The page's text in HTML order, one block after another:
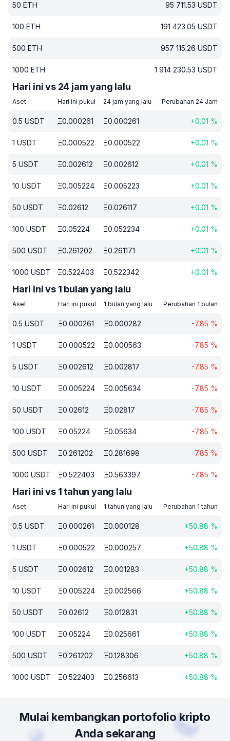
50 ETH 95 711.53 USDT
100 ETH 191 423.05 USDT
500 ETH 957 115.26 USDT
1000 ETH 1 914 230.53 USDT
Hari ini vs 24 jam yang lalu
Aset Hari ini pukul 24 jam yang lalu Perubahan 24 Jam
0.5 USDT Ξ0.000261 Ξ0.000261 +0.01 %
1 USDT Ξ0.000522 Ξ0.000522 +0.01 %
5 USDT Ξ0.002612 Ξ0.002612 +0.01 %
10 USDT Ξ0.005224 Ξ0.005223 +0.01 %
50 USDT Ξ0.02612 Ξ0.026117 +0.01 %
100 USDT Ξ0.05224 Ξ0.052234 +0.01 %
500 USDT Ξ0.261202 Ξ0.261171 +0.01 %
1000 USDT Ξ0.522403 Ξ0.522342 +0.01 %
Hari ini vs 1 bulan yang lalu
Aset Hari ini pukul 1 bulan yang lalu Perubahan 1 bulan
0.5 USDT Ξ0.000261 Ξ0.000282 -7.85 %
1 USDT Ξ0.000522 Ξ0.000563 -7.85 %
5 USDT Ξ0.002612 Ξ0.002817 -7.85 %
10 USDT Ξ0.005224 Ξ0.005634 -7.85 %
50 USDT Ξ0.02612 Ξ0.02817 -7.85 %
100 USDT Ξ0.05224 Ξ0.05634 -7.85 %
500 USDT Ξ0.261202 Ξ0.281698 -7.85 %
1000 USDT Ξ0.522403 Ξ0.563397 -7.85 %
Hari ini vs 1 tahun yang lalu
Aset Hari ini pukul 1 tahun yang lalu Perubahan 1 tahun
0.5 USDT Ξ0.000261 Ξ0.000128 +50.88 %
1 USDT Ξ0.000522 Ξ0.000257 +50.88 %
5 USDT Ξ0.002612 Ξ0.001283 +50.88 %
10 USDT Ξ0.005224 Ξ0.002566 +50.88 %
50 USDT Ξ0.02612 Ξ0.012831 +50.88 %
100 USDT Ξ0.05224 Ξ0.025661 +50.88 %
500 USDT Ξ0.261202 Ξ0.128306 +50.88 %
1000 USDT Ξ0.522403 Ξ0.256613 +50.88 %
Mulai kembangkan portofolio kripto
Anda sekarang